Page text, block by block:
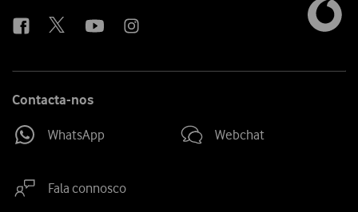
Contacta-nos
WhatsApp Webchat
Fala connosco